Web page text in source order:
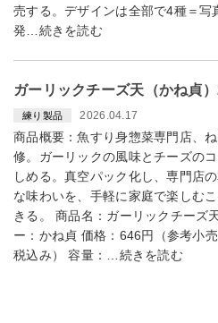
売する。デザインは全部で4種＝
発…続きを読む
ガーリックチーズ天（かね貞
練り製品 2026.04.17
商品概要：魚すり身惣菜専門店、
修。ガーリックの風味とチーズの
しめる。真空パック化し、専門店
な味わいを、手軽に家庭で楽しむ
きる。 商品名：ガーリックチーズ
ー：かね貞 価格：646円（参考小売
税込み） 容量：…続きを読む